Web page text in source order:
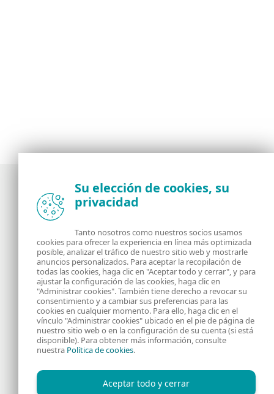
Noticias, opiniones y análisis de la comunidad de
seguridad de ESET
Acerca de RSS Feed
Contáctanos Dirección
Información Legal Política de Cookies
Política de privacidad
Su elección de cookies, su
privacidad
Tanto nosotros como nuestros socios usamos
cookies para ofrecer la experiencia en línea más optimizada
posible, analizar el tráfico de nuestro sitio web y mostrarle
anuncios personalizados. Para aceptar la recopilación de
todas las cookies, haga clic en "Aceptar todo y cerrar", y para
ajustar la configuración de las cookies, haga clic en
"Administrar cookies". También tiene derecho a revocar su
consentimiento y a cambiar sus preferencias para las
cookies en cualquier momento. Para ello, haga clic en el
vínculo "Administrar cookies" ubicado en el pie de página de
nuestro sitio web o en la configuración de su cuenta (si está
disponible). Para obtener más información, consulte
nuestra Política de cookies.
Aceptar todo y cerrar